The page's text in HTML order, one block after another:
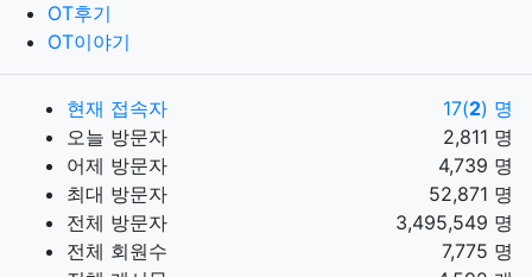
OT후기
OT이야기
현재 접속자 17(2) 명
오늘 방문자
2,811 명
어제 방문자
4,739 명
최대 방문자
52,871 명
전체 방문자
3,495,549 명
전체 회원수
7,775 명